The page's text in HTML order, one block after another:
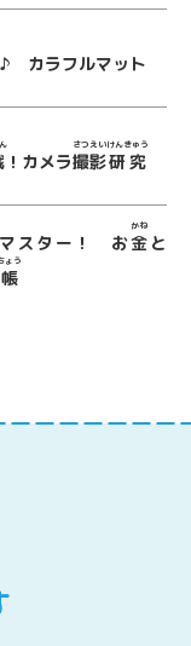
♪ カラフルマット
！カメラ撮影
さつえい
研究
けんきゅう
スター！ お金
かね
と
帳
ょう